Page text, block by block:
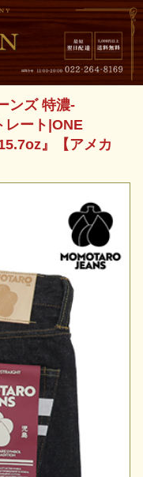
ンズ 特濃-
レート|ONE
』【アメカ